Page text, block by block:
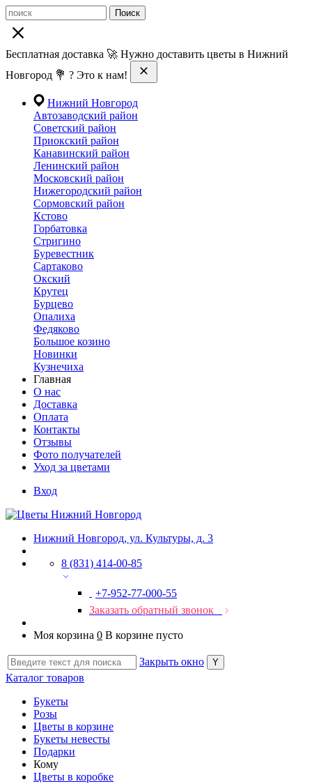
Поиск
Бесплатная доставка 🚀 Нужно доставить цветы в Нижний
Новгород 💐 ? Это к нам!
Нижний Новгород
Автозаводский район
Советский район
Приокский район
Канавинский район
Ленинский район
Московский район
Нижегородский район
Сормовский район
Кстово
Горбатовка
Стригино
Буревестник
Сартаково
Окский
Крутец
Бурцево
Опалиха
Федяково
Большое козино
Новинки
Кузнечиха
Главная
О нас
Доставка
Оплата
Контакты
Отзывы
Фото получателей
Уход за цветами
Вход
Нижний Новгород, ул. Культуры, д. 3
8 (831) 414-00-85
+7-952-77-000-55
Заказать обратный звонок
Моя корзина 0 В корзине пусто
Закрыть окно
Каталог товаров
Букеты
Розы
Цветы в корзине
Букеты невесты
Подарки
Кому
Цветы в коробке